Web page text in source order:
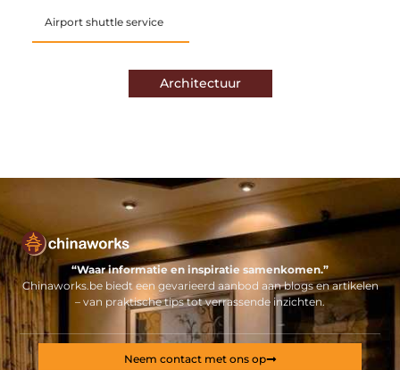
Airport shuttle service
Architectuur
“Waar informatie en inspiratie samenkomen.”
Chinaworks.be biedt een gevarieerd aanbod aan blogs en artikelen
– van praktische tips tot verrassende inzichten.
Neem contact met ons op